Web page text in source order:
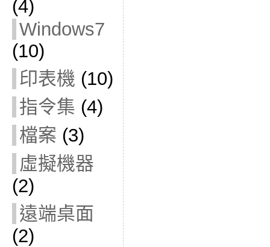
(4)
Windows7
(10)
印表機 (10)
指令集 (4)
檔案 (3)
虛擬機器
(2)
遠端桌面
(2)